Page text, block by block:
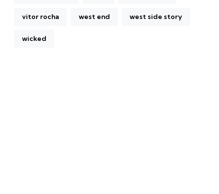
vitor rocha west end west side story
wicked